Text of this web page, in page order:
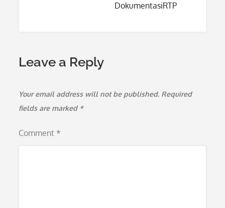
DokumentasiRTP
Leave a Reply
Your email address will not be published. Required
fields are marked *
Comment *